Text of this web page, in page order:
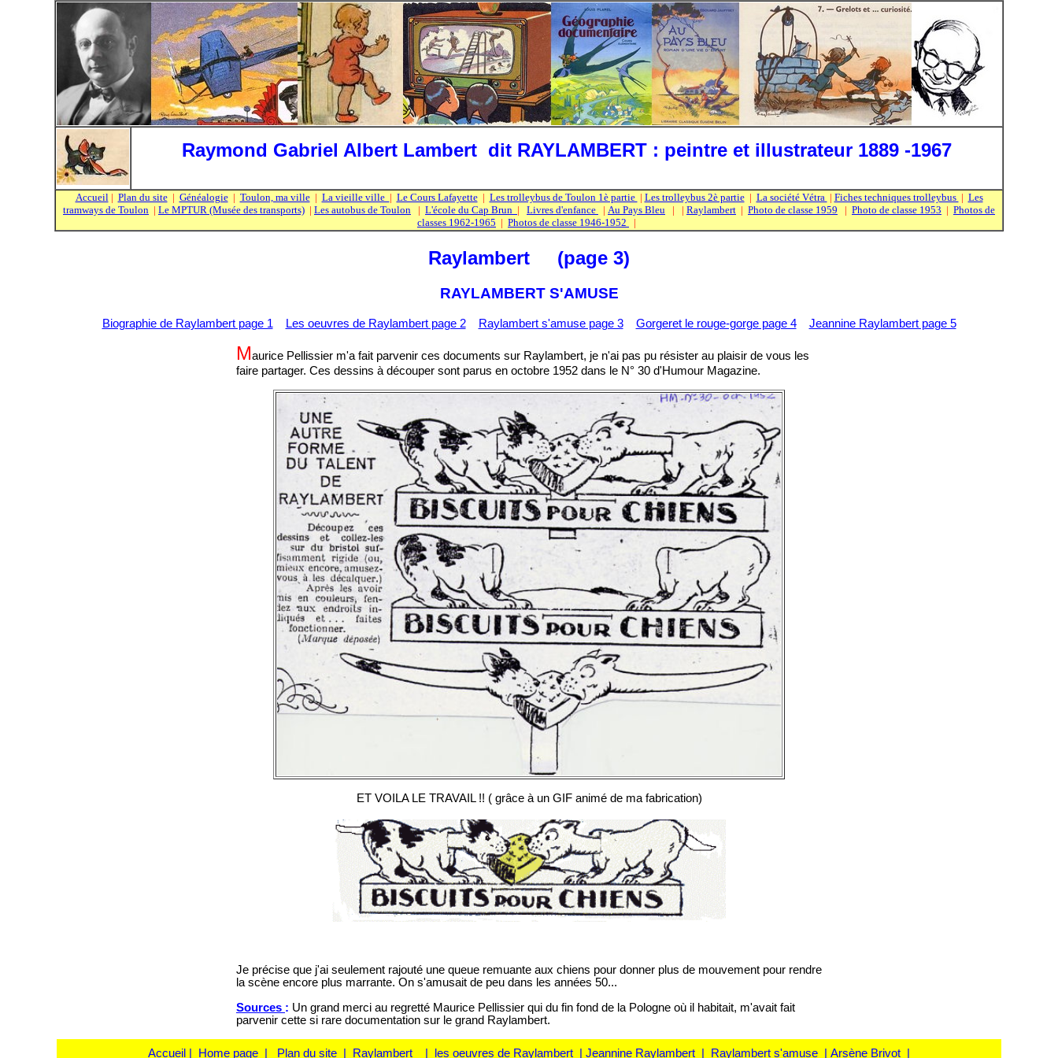
Raymond Gabriel Albert Lambert dit RAYLAMBERT : peintre et illustrateur 1889 -1967
Accueil | Plan du site | Généalogie | Toulon, ma ville | La vieille ville | Le Cours Lafayette | Les trolleybus de Toulon 1è partie | Les trolleybus 2è partie | La société Vétra | Fiches techniques trolleybus | Les
tramways de Toulon | Le MPTUR (Musée des transports) | Les autobus de Toulon | L'école du Cap Brun | Livres d'enfance | Au Pays Bleu | | Raylambert | Photo de classe 1959 | Photo de classe 1953 | Photos de
classes 1962-1965 | Photos de classe 1946-1952 |
Raylambert (page 3)
RAYLAMBERT S'AMUSE
Biographie de Raylambert page 1 Les oeuvres de Raylambert page 2 Raylambert s'amuse page 3 Gorgeret le rouge-gorge page 4 Jeannine Raylambert page 5
Maurice Pellissier m'a fait parvenir ces documents sur Raylambert, je n'ai pas pu résister au plaisir de vous les
faire partager. Ces dessins à découper sont parus en octobre 1952 dans le N° 30 d'Humour Magazine.
ET VOILA LE TRAVAIL !! ( grâce à un GIF animé de ma fabrication)
Je précise que j'ai seulement rajouté une queue remuante aux chiens pour donner plus de mouvement pour rendre
la scène encore plus marrante. On s'amusait de peu dans les années 50...
Sources : Un grand merci au regretté Maurice Pellissier qui du fin fond de la Pologne où il habitait, m'avait fait
parvenir cette si rare documentation sur le grand Raylambert.
Accueil | Home page | Plan du site | Raylambert | les oeuvres de Raylambert | Jeannine Raylambert | Raylambert s'amuse | Arsène Brivot |